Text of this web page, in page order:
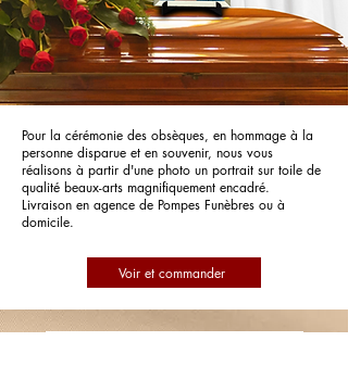
Pour la cérémonie des obsèques, en hommage à la
personne disparue et en souvenir, nous vous
réalisons à partir d'une photo un portrait sur toile de
qualité beaux-arts magnifiquement encadré.
Livraison en agence de Pompes Funèbres ou à
domicile.
Voir et commander